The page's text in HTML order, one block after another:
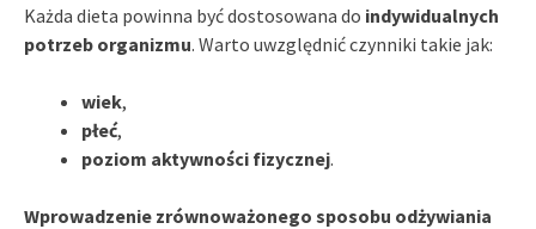
Każda dieta powinna być dostosowana do indywidualnych
potrzeb organizmu. Warto uwzględnić czynniki takie jak:
wiek,
płeć,
poziom aktywności fizycznej.
Wprowadzenie zrównoważonego sposobu odżywiania